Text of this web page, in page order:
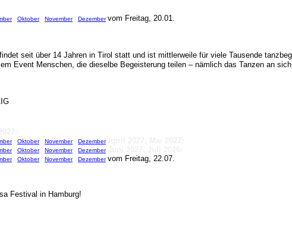
| Oktober| November| Dezember vom Freitag, 20.01.
seit über 14 Jahren in Tirol statt und ist mittlerweile für viele Tausende
Event Menschen, die dieselbe Begeisterung teilen – nämlich das Tanzen an
| Oktober| November| Dezember
| Oktober| November| Dezember
| Oktober| November| Dezember vom Freitag, 22.07.
Festival in Hamburg!